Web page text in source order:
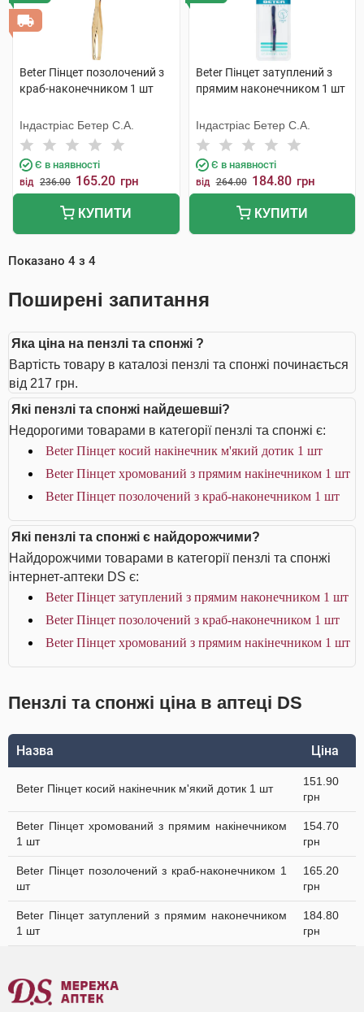
Beter Пінцет позолочений з
краб-наконечником 1 шт
Індастріас Бетер С.А.
Є в наявності
від 236.00 165.20 грн
КУПИТИ
Beter Пінцет затуплений з
прямим наконечником 1 шт
Індастріас Бетер С.А.
Є в наявності
від 264.00 184.80 грн
КУПИТИ
Показано 4 з 4
Поширені запитання
Яка ціна на пензлі та спонжі ?
Вартість товару в каталозі пензлі та спонжі починається
від 217 грн.
Які пензлі та спонжі найдешевші?
Недорогими товарами в категорії пензлі та спонжі є:
Beter Пінцет косий накінечник м'який дотик 1 шт
Beter Пінцет хромований з прямим накінечником 1 шт
Beter Пінцет позолочений з краб-наконечником 1 шт
Які пензлі та спонжі є найдорожчими?
Найдорожчими товарами в категорії пензлі та спонжі
інтернет-аптеки DS є:
Beter Пінцет затуплений з прямим наконечником 1 шт
Beter Пінцет позолочений з краб-наконечником 1 шт
Beter Пінцет хромований з прямим накінечником 1 шт
Пензлі та спонжі ціна в аптеці DS
Назва Ціна
Beter Пінцет косий накінечник м'який дотик 1 шт
151.90
грн
Beter Пінцет хромований з прямим накінечником
1 шт
154.70
грн
Beter Пінцет позолочений з краб-наконечником 1
шт
165.20
грн
Beter Пінцет затуплений з прямим наконечником
1 шт
184.80
грн